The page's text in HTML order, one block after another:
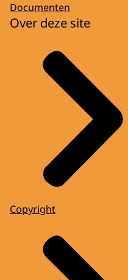
Documenten
Over deze site
Copyright